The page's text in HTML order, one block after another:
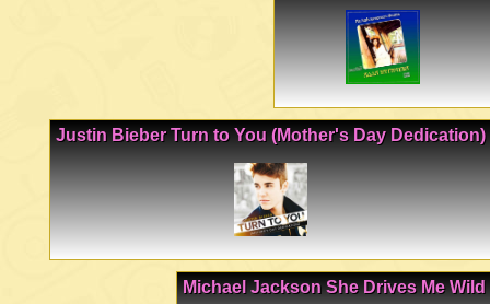
Justin Bieber Turn to You (Mother's Day Dedication)
Michael Jackson She Drives Me Wild